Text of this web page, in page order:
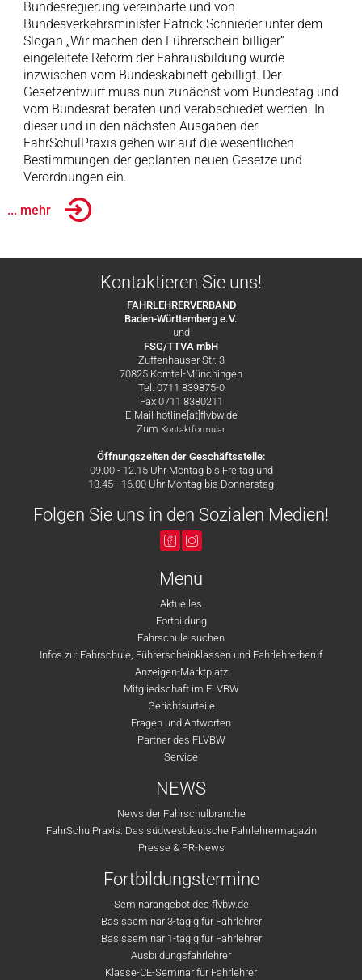
Bundesregierung vereinbarte und von
Bundesverkehrsminister Patrick Schnieder unter dem
Slogan „Wir machen den Führerschein billiger“
eingeleitete Reform der Fahrausbildung wurde
inzwischen vom Bundeskabinett gebilligt. Der
Gesetzentwurf muss nun zunächst vom Bundestag und
vom Bundesrat beraten und verabschiedet werden. In
dieser und in den nächsten Ausgaben der
FahrSchulPraxis gehen wir auf die wesentlichen
Bestimmungen der geplanten neuen Gesetze und
Verordnungen ein.
... mehr
Kontaktieren Sie uns!
FAHRLEHRERVERBAND
Baden-Württemberg e.V.
und
FSG/TTVA mbH
Zuffenhauser Str. 3
70825 Korntal-Münchingen
Tel. 0711 839875-0
Fax 0711 8380211
E-Mail hotline[at]flvbw.de
Zum Kontaktformular
Öffnungszeiten der Geschäftsstelle:
09.00 - 12.15 Uhr Montag bis Freitag und
13.45 - 16.00 Uhr Montag bis Donnerstag
Folgen Sie uns in den Sozialen Medien!
Menü
Aktuelles
Fortbildung
Fahrschule suchen
Infos zu: Fahrschule, Führerscheinklassen und Fahrlehrerberuf
Anzeigen-Marktplatz
Mitgliedschaft im FLVBW
Gerichtsurteile
Fragen und Antworten
Partner des FLVBW
Service
NEWS
News der Fahrschulbranche
FahrSchulPraxis: Das südwestdeutsche Fahrlehrermagazin
Presse & PR-News
Fortbildungstermine
Seminarangebot des flvbw.de
Basisseminar 3-tägig für Fahrlehrer
Basisseminar 1-tägig für Fahrlehrer
Ausbildungsfahrlehrer
Klasse-CE-Seminar für Fahrlehrer